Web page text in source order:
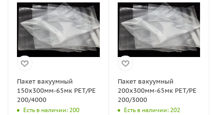
Пакет вакуумный
150х300мм-65мк РЕТ/РЕ
200/4000
Есть в наличии: 200
Пакет вакуумный
200х300мм-65мк РЕТ/РЕ
200/3000
Есть в наличии: 202